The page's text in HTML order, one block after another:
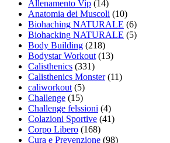
Allenamento Vip (14)
Anatomia dei Muscoli (10)
Biohaching NATURALE (6)
Biohacking NATURALE (5)
Body Building (218)
Bodystar Workout (13)
Calisthenics (331)
Calisthenics Monster(11)
caliworkout (5)
Challenge (15)
Challenge felssioni (4)
Colazioni Sportive (41)
Corpo Libero (168)
Cura e Prevenzione (98)